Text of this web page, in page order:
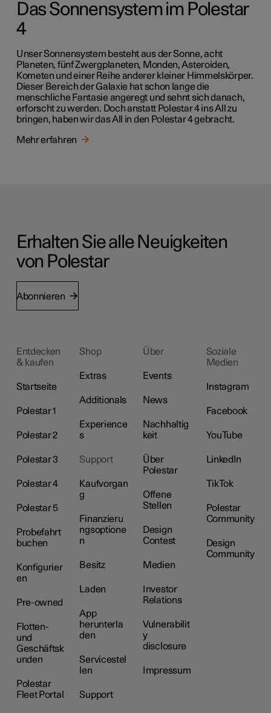
Das Sonnensystem im Polestar
4
Unser Sonnensystem besteht aus der Sonne, acht
Planeten, fünf Zwergplaneten, Monden, Asteroiden,
Kometen und einer Reihe anderer kleiner Himmelskörper.
Dieser Bereich der Galaxie hat schon lange die
menschliche Fantasie angeregt und sehnt sich danach,
erforscht zu werden. Doch anstatt Polestar 4 ins All zu
bringen, haben wir das All in den Polestar 4 gebracht.
Mehr erfahren
Erhalten Sie alle Neuigkeiten
von Polestar
Abonnieren
Entdecken
& kaufen
Startseite
Polestar 1
Polestar 2
Polestar 3
Polestar 4
Polestar 5
Probefahrt
buchen
Konfigurier
en
Pre-owned
Flotten-
und
Geschäftsk
unden
Polestar
Fleet Portal
Shop
Extras
Additionals
Experience
s
Support
Kaufvorgan
g
Finanzieru
ngsoptione
n
Besitz
Laden
App
herunterla
den
Servicestel
len
Support
Über
Events
News
Nachhaltig
keit
Über
Polestar
Offene
Stellen
Design
Contest
Medien
Investor
Relations
Vulnerabilit
y
disclosure
Impressum
Soziale
Medien
Instagram
Facebook
YouTube
LinkedIn
TikTok
Polestar
Community
Design
Community